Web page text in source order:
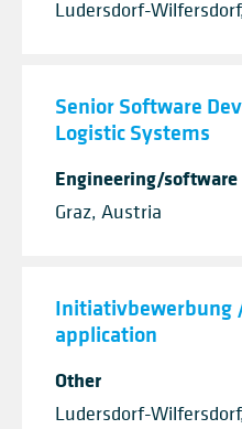
Ludersdorf-
Senior Software
Logistic Systems
Engineering/software
Graz, Austria
Initiativbewerbung
application
Other
Ludersdorf-